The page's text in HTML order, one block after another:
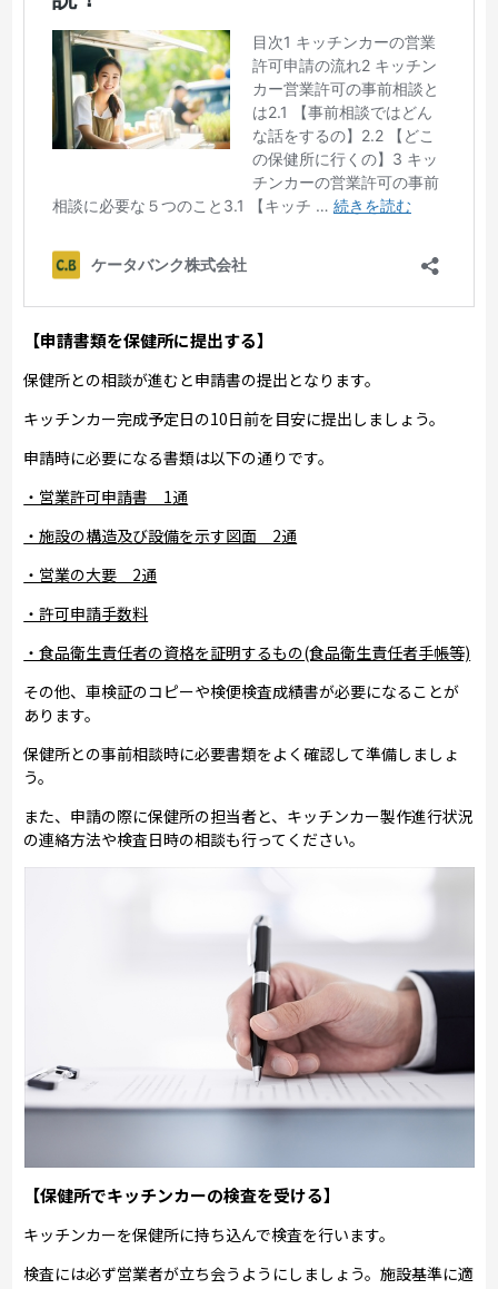
【申請書類を保健所に提出する】
保健所との相談が進むと申請書の提出となります。
キッチンカー完成予定日の10日前を目安に提出しましょう。
申請時に必要になる書類は以下の通りです。
・営業許可申請書 1通
・施設の構造及び設備を示す図面 2通
・営業の大要 2通
・許可申請手数料
・食品衛生責任者の資格を証明するもの(食品衛生責任者手帳等)
その他、車検証のコピーや検便検査成績書が必要になることが
あります。
保健所との事前相談時に必要書類をよく確認して準備しましょ
う。
また、申請の際に保健所の担当者と、キッチンカー製作進行状況
の連絡方法や検査日時の相談も行ってください。
【保健所でキッチンカーの検査を受ける】
キッチンカーを保健所に持ち込んで検査を行います。
検査には必ず営業者が立ち会うようにしましょう。施設基準に適